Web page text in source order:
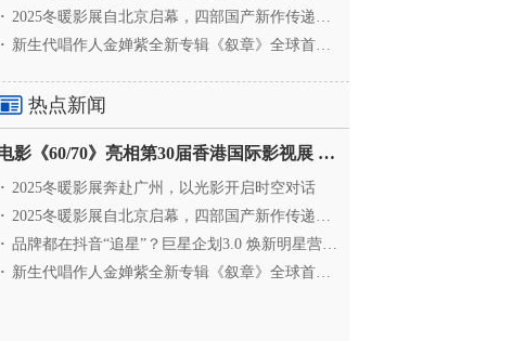
· 2025冬暖影展自北京启幕，四部国产新作传递银幕温情
· 新生代唱作人金婵紫全新专辑《叙章》全球首发，颠覆
热点新闻
电影《60/70》亮相第30届香港国际影视展 冲刺戛纳备
· 2025冬暖影展奔赴广州，以光影开启时空对话
· 2025冬暖影展自北京启幕，四部国产新作传递银幕温情
· 品牌都在抖音“追星”？巨星企划3.0 焕新明星营销，让
· 新生代唱作人金婵紫全新专辑《叙章》全球首发，颠覆